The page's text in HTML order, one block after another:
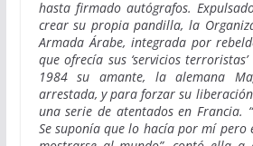
hasta firmado autógrafos.
crear su propia pandilla, la
Armada Árabe, integrada por
que ofrecía sus ‘servicios
1984 su amante, la alemana
arrestada, y para forzar su liberación
una serie de atentados en Francia.
Se suponía que lo hacía por mí pero